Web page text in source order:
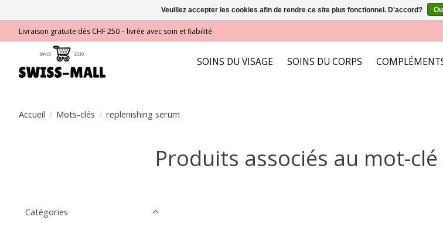
Livraison gratuite dès CHF 250 – livrée avec soin et fiabilité
SOINS DU VISAGE SOINS DU CORPS
Accueil / Mots-clés / replenishing serum
Produits associés au mot-
Catégories
Veuillez accepter les cookies afin de rendre ce site plus fonctionnel. D'accord?